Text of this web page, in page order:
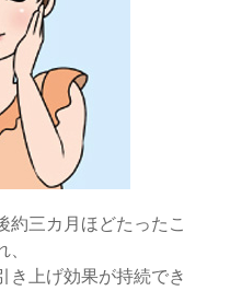
約三カ月ほどたったこ
き上げ効果が持続でき